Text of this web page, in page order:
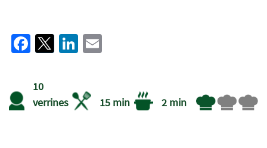
Facebook
TwitterLinkedIn
10
verrines
15 min 2 min